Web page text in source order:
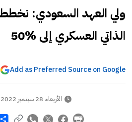
ولي العهد السعودي: نخطط
الذاتي العسكري إلى %50
Add as Preferred Source on Google
الأربعاء 28 سبتمبر 2022